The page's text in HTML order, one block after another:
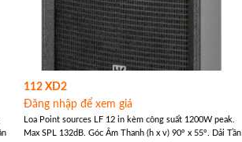
112 XD2
Đăng nhập để xem giá
Loa Point sources LF 12 in kèm công suất 1200W peak.
Max SPL 132dB. Góc Âm Thanh (h x v) 90° x 55°. Dải Tần